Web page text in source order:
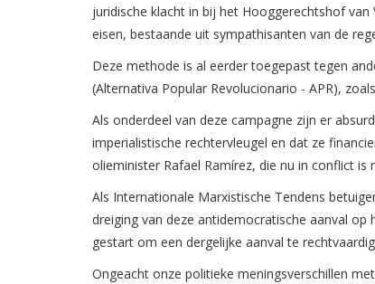
juridische klacht in bij het Hooggerechtshof
eisen, bestaande uit sympathisanten van de
Deze methode is al eerder toegepast tegen
(Alternativa Popular Revolucionario - APR),
Als onderdeel van deze campagne zijn er
imperialistische rechtervleugel en dat ze
olieminister Rafael Ramírez, die nu in conflict is
Als Internationale Marxistische Tendens
dreiging van deze antidemocratische aanval
gestart om een dergelijke aanval te
Ongeacht onze politieke meningsverschillen